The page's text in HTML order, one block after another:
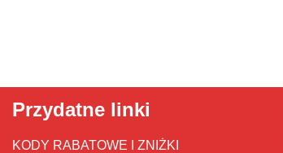
Przydatne linki
KODY RABATOWE I ZNIŻKI